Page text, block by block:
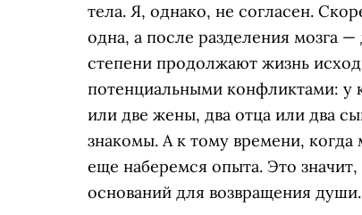
тела. Я, однако, не согласен.
одна, а после разделения мозга
степени продолжают жизнь
потенциальными конфликтами: у
или две жены, два отца или два
знакомы. А к тому времени,
еще наберемся опыта. Это
оснований для возвращения души.